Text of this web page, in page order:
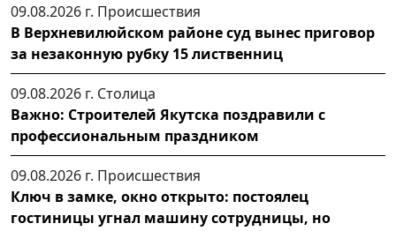
09.08.2026 г. Происшествия
В Верхневилюйском районе суд вынес приговор
за незаконную рубку 15 лиственниц
09.08.2026 г. Столица
Важно: Строителей Якутска поздравили с
профессиональным праздником
09.08.2026 г. Происшествия
Ключ в замке, окно открыто: постоялец
гостиницы угнал машину сотрудницы, но